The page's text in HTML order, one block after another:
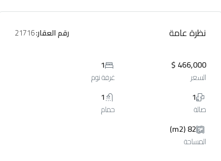
نظرة عامة رقم العقار:
466,000 $
السعر
1
غرفة نوم
1
صالة
1
حمام
82 (m2)
المساحة